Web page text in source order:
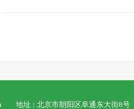
地址 : 北京市朝阳区阜通东大街8号